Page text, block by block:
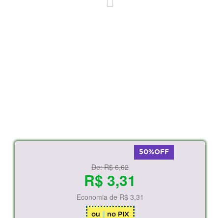
50%OFF
De:R$ 6,62
R$ 3,31
Economia de R$ 3,31
ou no PIX